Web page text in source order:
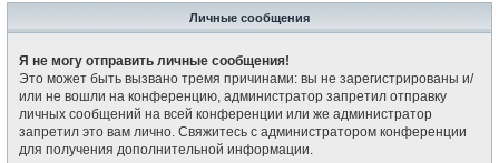
Личные сообщения
Я не могу отправить личные сообщения!
Это может быть вызвано тремя причинами: вы не зарегистрированы и/
или не вошли на конференцию, администратор запретил отправку
личных сообщений на всей конференции или же администратор
запретил это вам лично. Свяжитесь с администратором конференции
для получения дополнительной информации.